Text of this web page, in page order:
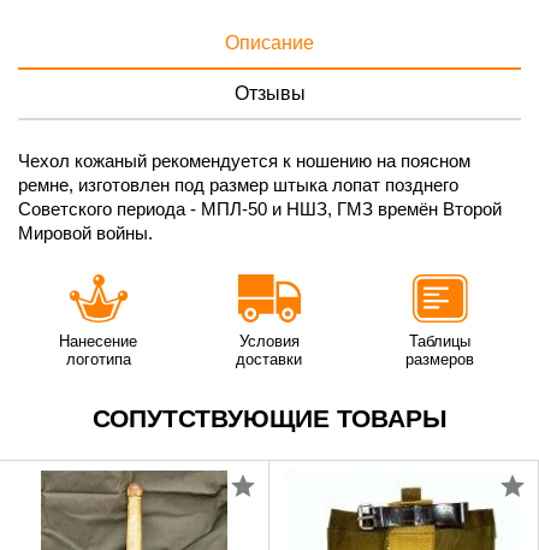
Описание
Отзывы
Чехол кожаный рекомендуется к ношению на поясном
ремне, изготовлен под размер штыка лопат позднего
Советского периода - МПЛ-50 и НШЗ, ГМЗ времён Второй
Мировой войны.
Нанесение
логотипа
Условия
доставки
Таблицы
размеров
СОПУТСТВУЮЩИЕ ТОВАРЫ